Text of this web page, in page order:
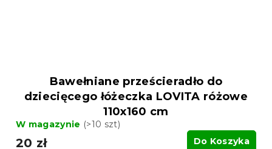
Bawełniane prześcieradło do
dziecięcego łóżeczka LOVITA różowe
110x160 cm
W magazynie (>10 szt)
20 zł Do Koszyka